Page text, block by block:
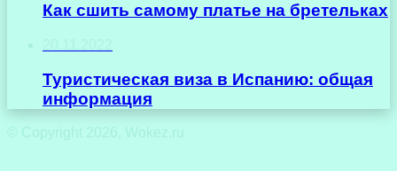
Как сшить самому платье на бретельках
Туристическая виза в Испанию: общая
информация
© Copyright 2026, Wokez.ru